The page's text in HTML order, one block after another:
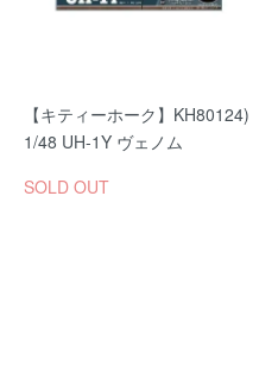
【キティーホーク】KH80124)
1/48 UH-1Y ヴェノム
SOLD OUT